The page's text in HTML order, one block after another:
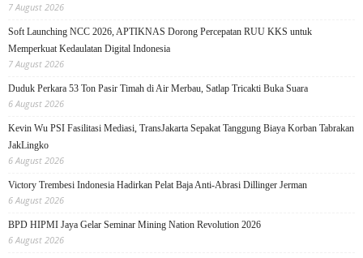
7 August 2026
Soft Launching NCC 2026, APTIKNAS Dorong Percepatan RUU KKS untuk
Memperkuat Kedaulatan Digital Indonesia
7 August 2026
Duduk Perkara 53 Ton Pasir Timah di Air Merbau, Satlap Tricakti Buka Suara
6 August 2026
Kevin Wu PSI Fasilitasi Mediasi, TransJakarta Sepakat Tanggung Biaya Korban Tabrakan
JakLingko
6 August 2026
Victory Trembesi Indonesia Hadirkan Pelat Baja Anti-Abrasi Dillinger Jerman
6 August 2026
BPD HIPMI Jaya Gelar Seminar Mining Nation Revolution 2026
6 August 2026